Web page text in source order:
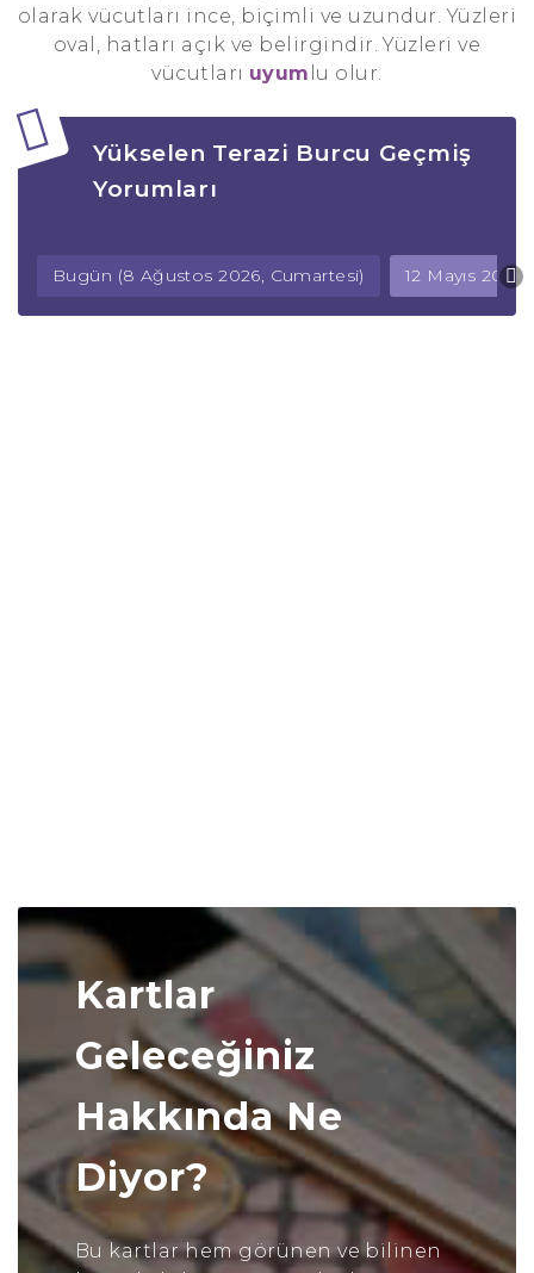
olarak vücutları ince, biçimli ve uzundur. Yüzleri
oval, hatları açık ve belirgindir. Yüzleri ve
vücutları uyum lu olur.
Yükselen Terazi Burcu Geçmiş
Yorumları
Bugün (8 Ağustos 2026, Cumartesi) 12 Mayıs 2026,
Kartlar
Geleceğiniz
Hakkında Ne
Diyor?
Bu kartlar hem görünen ve bilinen